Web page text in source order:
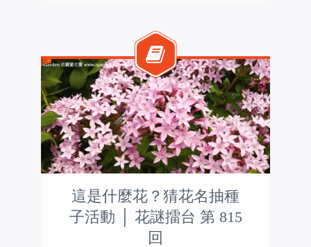
這是什麼花？猜花名抽種
子活動 │ 花謎擂台 第 815
回